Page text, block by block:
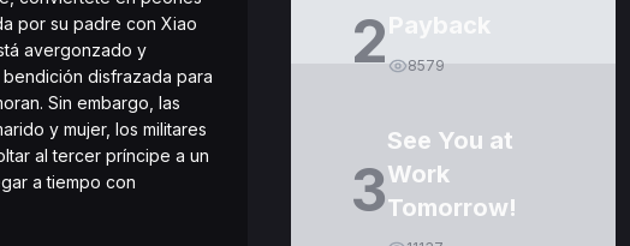
por su padre con Xiao
avergonzado y
disfrazada para
Sin embargo, las
y mujer, los militares
al tercer príncipe a un
a tiempo con
2Payback
8579
3
See You at
Work
Tomorrow!